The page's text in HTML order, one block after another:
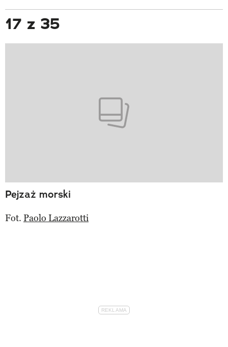
17 z 35
Pejzaż morski
Fot. Paolo Lazzarotti